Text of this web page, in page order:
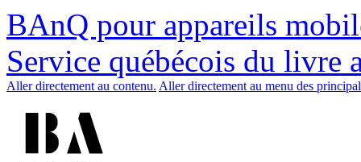
BAnQ pour appareils
Service québécois du livre
Aller directement au contenu. Aller directement au menu des